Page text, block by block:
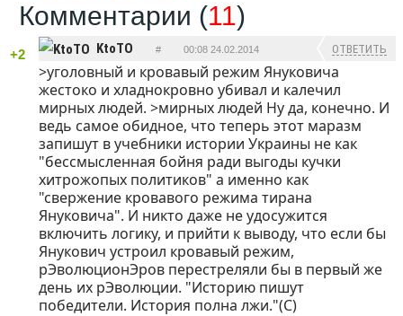
Комментарии (11)
+2 KtoTO # 00:08 24.02.2014 ОТВЕТИТЬ
>уголовный и кровавый режим Януковича
жестоко и хладнокровно убивал и калечил
мирных людей. >мирных людей Ну да, конечно. И
ведь самое обидное, что теперь этот маразм
запишут в учебники истории Украины не как
"бессмысленная бойня ради выгоды кучки
хитрожопых политиков" а именно как
"свержение кровавого режима тирана
Януковича". И никто даже не удосужится
включить логику, и прийти к выводу, что если бы
Янукович устроил кровавый режим,
рЭволюционЭров перестреляли бы в первый же
день их рЭволюции. "Историю пишут
победители. История полна лжи."(С)